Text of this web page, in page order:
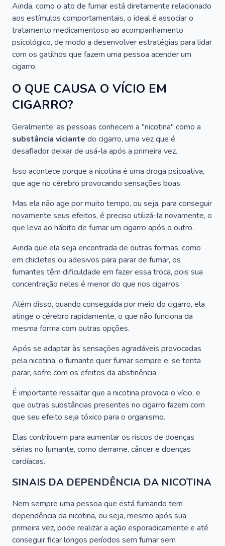
Ainda, como o ato de fumar está diretamente relacionado
aos estímulos comportamentais, o ideal é associar o
tratamento medicamentoso ao acompanhamento
psicológico, de modo a desenvolver estratégias para lidar
com os gatilhos que fazem uma pessoa acender um
cigarro.
O QUE CAUSA O VÍCIO EM
CIGARRO?
Geralmente, as pessoas conhecem a "nicotina" como a
substância viciante do cigarro, uma vez que é
desafiador deixar de usá-la após a primeira vez.
Isso acontece porque a nicotina é uma droga psicoativa,
que age no cérebro provocando sensações boas.
Mas ela não age por muito tempo, ou seja, para conseguir
novamente seus efeitos, é preciso utilizá-la novamente, o
que leva ao hábito de fumar um cigarro após o outro.
Ainda que ela seja encontrada de outras formas, como
em chicletes ou adesivos para parar de fumar, os
fumantes têm dificuldade em fazer essa troca, pois sua
concentração neles é menor do que nos cigarros.
Além disso, quando conseguida por meio do cigarro, ela
atinge o cérebro rapidamente, o que não funciona da
mesma forma com outras opções.
Após se adaptar às sensações agradáveis provocadas
pela nicotina, o fumante quer fumar sempre e, se tenta
parar, sofre com os efeitos da abstinência.
É importante ressaltar que a nicotina provoca o vício, e
que outras substâncias presentes no cigarro fazem com
que seu efeito seja tóxico para o organismo.
Elas contribuem para aumentar os riscos de doenças
sérias no fumante, como derrame, câncer e doenças
cardíacas.
SINAIS DA DEPENDÊNCIA DA NICOTINA
Nem sempre uma pessoa que está fumando tem
dependência da nicotina, ou seja, mesmo após sua
primeira vez, pode realizar a ação esporadicamente e até
conseguir ficar longos períodos sem fumar sem